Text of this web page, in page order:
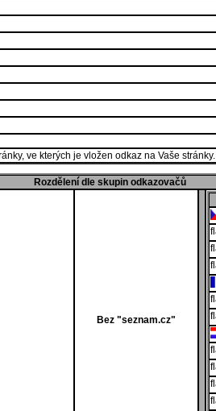
ve kterých je vložen odkaz na Vaše stránky.
Rozdělení dle skupin odkazovačů
Bez "seznam.cz"